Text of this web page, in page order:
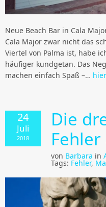
Neue Beach Bar in Cala
Cala Major zwar nicht das
Viertel von Palma ist, habe
häufiger kundgetan. Das
machen einfach Spaß –…
24
Juli
2018
Die
von Barbara in
Tags: Fehler,